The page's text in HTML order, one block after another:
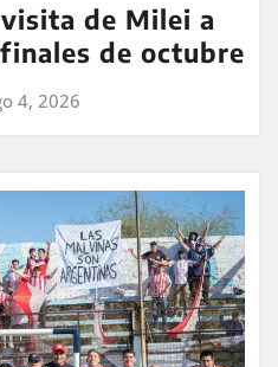
de Milei a
de octubre
4, 2026